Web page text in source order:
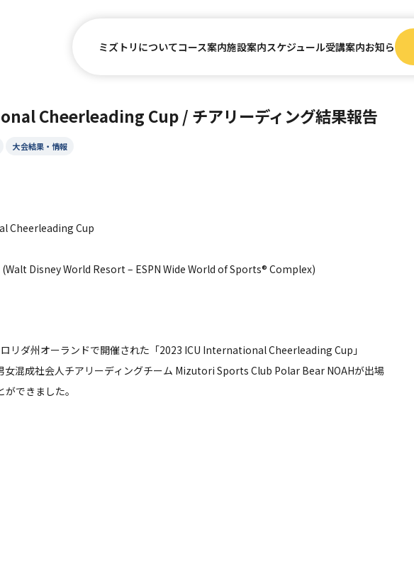
ミズトリについてコース案内施設案内スケジュール受講案内お知らせ
Cheerleading Cup / チアリーディング結果報告
大会結果・情報
Cheerleading Cup
(Walt Disney World Resort – ESPN Wide World of Sports® Complex)
リダ州オーランドで開催された「2023 ICU International Cheerleading Cup」
混成社会人チアリーディングチーム Mizutori Sports Club Polar Bear NOAHが出場
できました。